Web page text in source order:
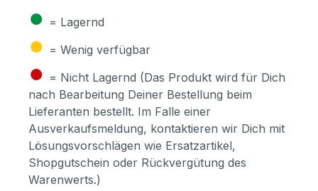
● = Lagernd
● = Wenig verfügbar
● = Nicht Lagernd (Das Produkt wird für Dich
nach Bearbeitung Deiner Bestellung beim
Lieferanten bestellt. Im Falle einer
Ausverkaufsmeldung, kontaktieren wir Dich mit
Lösungsvorschlägen wie Ersatzartikel,
Shopgutschein oder Rückvergütung des
Warenwerts.)